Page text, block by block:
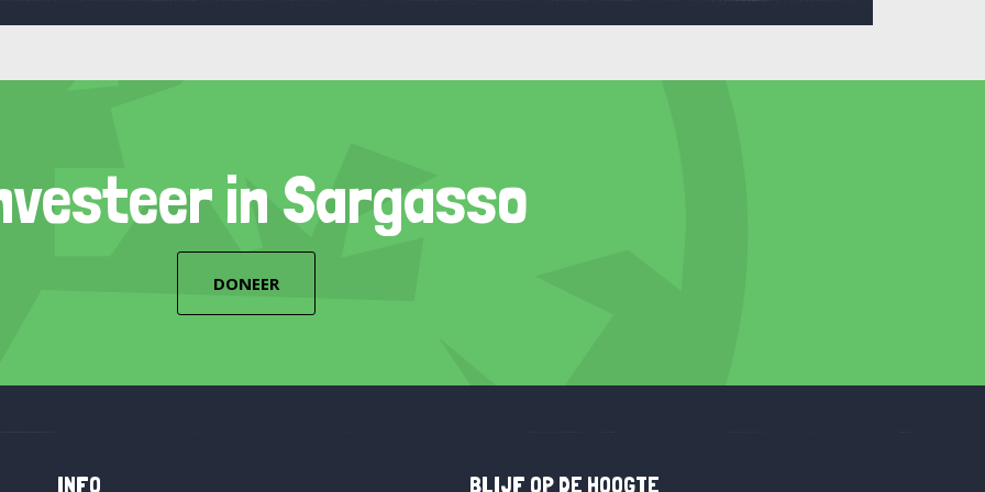
in Sargasso
DONEER
INFO BLIJF OP DE HOOGTE